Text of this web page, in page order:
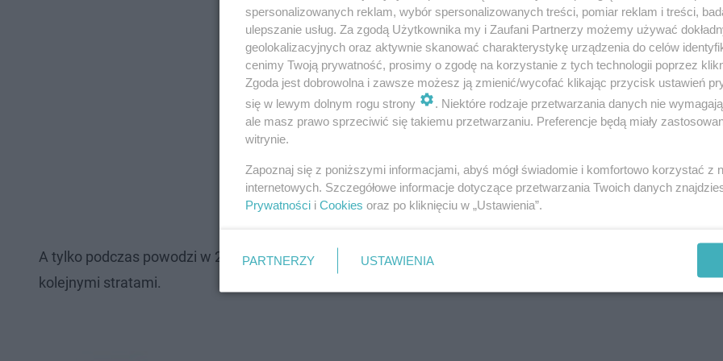
A tylko podczas powodzi w 2024 roku połowa mieszkańców straciła dorobek życia. Zbiornik miałby ich
kolejnymi stratami.
spersonalizowanych reklam, wybór spersonalizowanych treści, pomiar reklam i treści,
ulepszanie usług. Za zgodą Użytkownika my i Zaufani Partnerzy możemy używać
geolokalizacyjnych oraz aktywnie skanować charakterystykę urządzenia do celów
cenimy Twoją prywatność, prosimy o zgodę na korzystanie z tych technologii poprzez
Zgoda jest dobrowolna i zawsze możesz ją zmienić/wycofać klikając przycisk ustawień
się w lewym dolnym rogu strony
. Niektóre rodzaje przetwarzania danych nie
ale masz prawo sprzeciwić się takiemu przetwarzaniu. Preferencje będą miały
witrynie.
Zapoznaj się z poniższymi informacjami, abyś mógł świadomie i komfortowo korzystać z
internetowych. Szczegółowe informacje dotyczące przetwarzania Twoich danych
Prywatności i Cookies oraz po kliknięciu w „Ustawienia”.
PARTNERZY USTAWIENIA